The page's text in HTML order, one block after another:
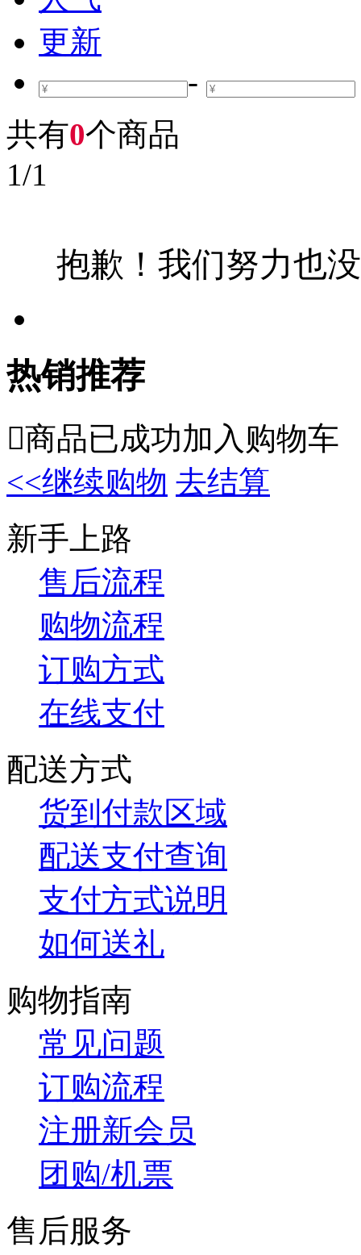
更新
-
共有0个商品
1/1
抱歉！我们努力也
热销推荐
商品已成功加入购物车
<<继续购物 去结算
新手上路
售后流程
购物流程
订购方式
在线支付
配送方式
货到付款区域
配送支付查询
支付方式说明
如何送礼
购物指南
常见问题
订购流程
注册新会员
团购/机票
售后服务